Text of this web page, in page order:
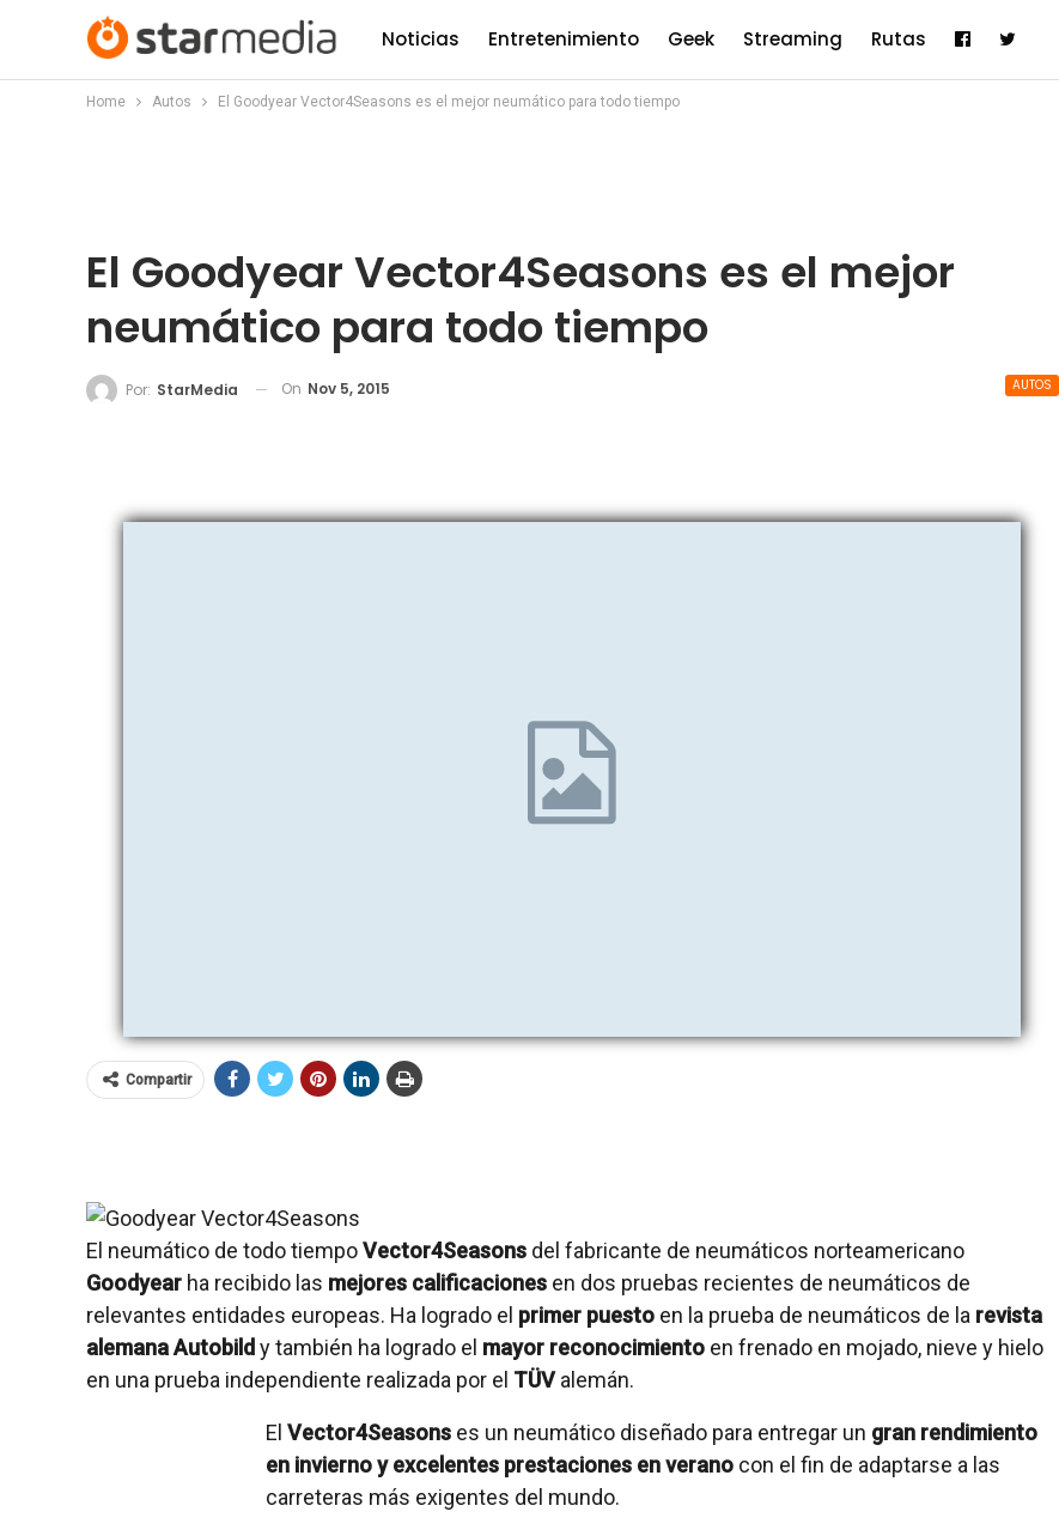
Noticias Entretenimiento Geek Streaming Rutas
Home Autos El Goodyear Vector4Seasons es el mejor neumático para todo tiempo
El Goodyear Vector4Seasons es el mejor
neumático para todo tiempo
AUTOS
Por: StarMedia On Nov 5, 2015
Compartir
El neumático de todo tiempoVector4Seasons del fabricante de neumáticos norteamericano
Goodyear ha recibido las mejores calificaciones en dos pruebas recientes de neumáticos de
relevantes entidades europeas. Ha logrado el primer puesto en la prueba de neumáticos de la revista
alemana Autobild y también ha logrado el mayor reconocimiento en frenado en mojado, nieve y hielo
en una prueba independiente realizada por el TÜValemán.
El Vector4Seasons es un neumático diseñado para entregar un gran rendimiento
en invierno y excelentes prestaciones en verano con el fin de adaptarse a las
carreteras más exigentes del mundo.